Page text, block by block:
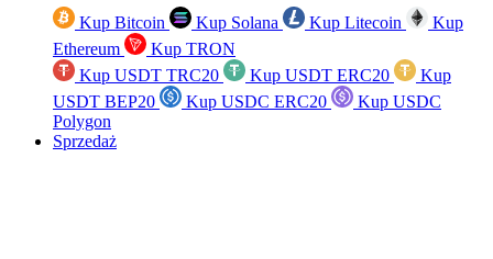
Kup Bitcoin Kup Solana Kup Litecoin
Kup
Ethereum
Kup TRON
Kup USDT TRC20
Kup USDT ERC20
Kup
USDT BEP20
Kup USDC ERC20
Kup USDC
Polygon
Sprzedaż